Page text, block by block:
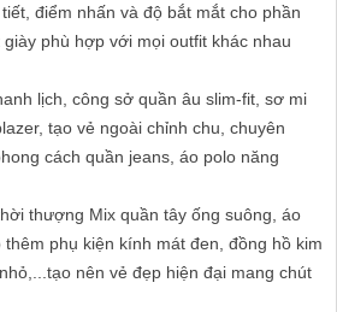
điểm nhấn và độ bắt mắt cho phần
phù hợp với mọi outfit khác nhau
lịch, công sở quần âu slim-fit, sơ mi
tạo vẻ ngoài chỉnh chu, chuyên
cách quần jeans, áo polo năng
thượng Mix quần tây ống suông, áo
phụ kiện kính mát đen, đồng hồ kim
nên vẻ đẹp hiện đại mang chút